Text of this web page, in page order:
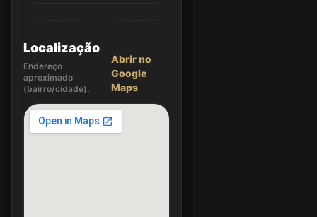
Localização
Endereço
aproximado
(bairro/cidade).
Abrir no
Google
Maps